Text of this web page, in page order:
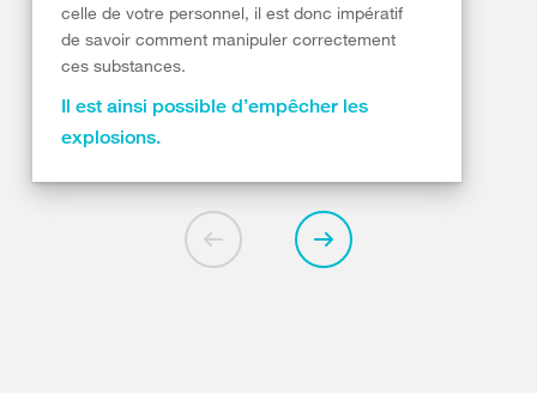
celle de votre personnel, il est donc impératif
de savoir comment manipuler correctement
ces substances.
Il est ainsi possible d’empêcher les
explosions.